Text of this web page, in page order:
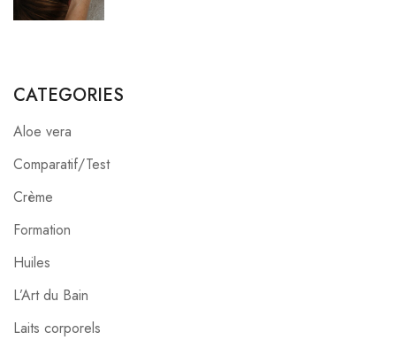
CATEGORIES
Aloe vera
Comparatif/Test
Crème
Formation
Huiles
L’Art du Bain
Laits corporels